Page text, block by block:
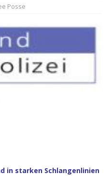
Posse
in starken Schlangenlinien